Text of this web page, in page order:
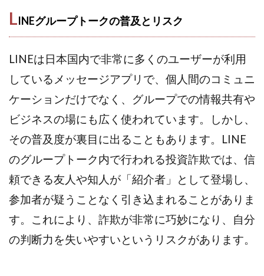
LINEグループトークの普及とリスク
LINEは日本国内で非常に多くのユーザーが利用
しているメッセージアプリで、個人間のコミュニ
ケーションだけでなく、グループでの情報共有や
ビジネスの場にも広く使われています。しかし、
その普及度が裏目に出ることもあります。LINE
のグループトーク内で行われる投資詐欺では、信
頼できる友人や知人が「紹介者」として登場し、
参加者が疑うことなく引き込まれることがありま
す。これにより、詐欺が非常に巧妙になり、自分
の判断力を失いやすいというリスクがあります。
株式会社パワープロモート
株式会社ファナウス
株式会社ブリッジ
株式会社プルミエールエージェント
株式会社ライズ
株式会社キャッツ
株式会社お友達企画
株式会社ラブアンドピース
株式会社アイリス
株式会社Works Agency
株式会社WorksAgency
株式会社X-style
株式会社YASAKA
株式会社アート
株式会社アイコン
株式会社アイラボ
株式会社アオヤマ
株式会社オリジナル
株式会社アクト
株式会社アシスト
株式会社アシスト・クローバー
株式会社アスク